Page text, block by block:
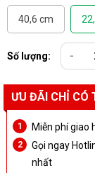
40,6 cm
Số lượng: -
ƯU ĐÃI CHỈ CÓ
Miễn phí giao
Gọi ngay
nhất